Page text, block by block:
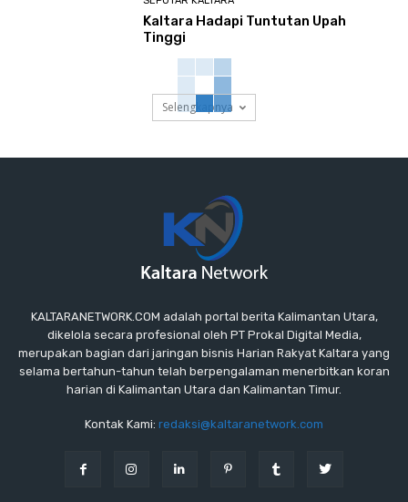
Kaltara Hadapi Tuntutan Upah
Tinggi
Selengkapnya
KALTARANETWORK.COM adalah portal berita Kalimantan Utara,
dikelola secara profesional oleh PT Prokal Digital Media,
merupakan bagian dari jaringan bisnis Harian Rakyat Kaltara yang
selama bertahun-tahun telah berpengalaman menerbitkan koran
harian di Kalimantan Utara dan Kalimantan Timur.
Kontak Kami: redaksi@kaltaranetwork.com